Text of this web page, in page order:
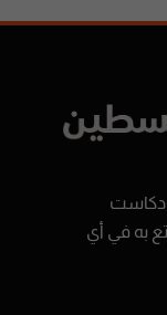
به في أي